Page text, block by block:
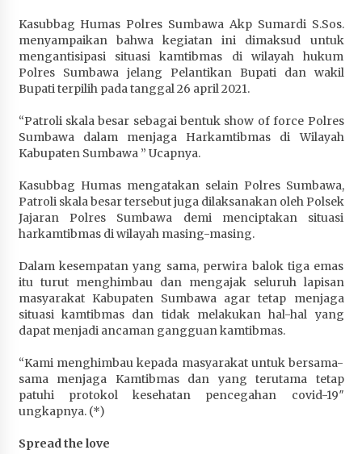
Program 100 Mustahik Per Desa di Desa Teluk
Santong
1 bulan ago
Dosen UTS Siap Kembangkan Inovasi Lewat
1 bulan ago
Terapkan “Polantas Menyapa”, Satlantas Polres
Sumbawa Berupaya Wujudkan Pelayanan
Kepolisian yang Profesional
1 bulan ago
Sumbawa Terus Dirasakan Masyarakat
1 bulan ago
Kasubbag Humas Polres Sumbawa Akp Sumardi S.Sos.
menyampaikan bahwa kegiatan ini dimaksud untuk
mengantisipasi situasi kamtibmas di wilayah hukum
Polres Sumbawa jelang Pelantikan Bupati dan wakil
Bupati terpilih pada tanggal 26 april 2021.
“Patroli skala besar sebagai bentuk show of force Polres
Sumbawa dalam menjaga Harkamtibmas di Wilayah
Kabupaten Sumbawa ” Ucapnya.
Kasubbag Humas mengatakan selain Polres Sumbawa,
Patroli skala besar tersebut juga dilaksanakan oleh Polsek
Jajaran Polres Sumbawa demi menciptakan situasi
harkamtibmas di wilayah masing-masing.
Dalam kesempatan yang sama, perwira balok tiga emas
itu turut menghimbau dan mengajak seluruh lapisan
masyarakat Kabupaten Sumbawa agar tetap menjaga
situasi kamtibmas dan tidak melakukan hal-hal yang
dapat menjadi ancaman gangguan kamtibmas.
“Kami menghimbau kepada masyarakat untuk bersama-
sama menjaga Kamtibmas dan yang terutama tetap
patuhi protokol kesehatan pencegahan covid-19″
ungkapnya. (*)
Spread the love